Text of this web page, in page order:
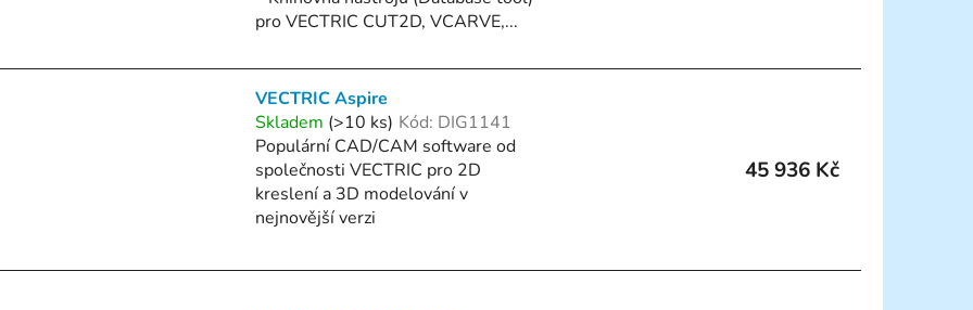
k
pro VECTRIC CUT2D, VCARVE,...
VECTRIC Aspire
Skladem (>10 ks) Kód: DIG1141
Populární CAD/CAM software od
společnosti VECTRIC pro 2D
kreslení a 3D modelování v
nejnovější verzi
45 936 Kč